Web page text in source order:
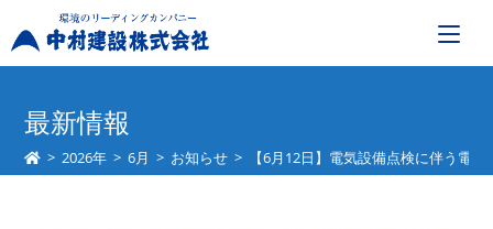
最新情報
> 2026年 > 6月 > お知らせ > 【6月12日】電気設備点検に伴う電